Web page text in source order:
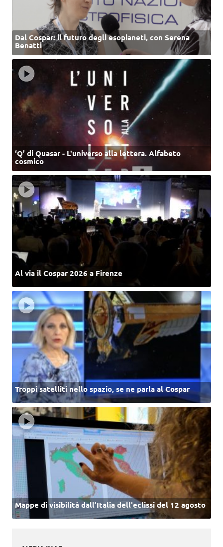
Dal Cospar: il futuro degli esopianeti, con Serena
Benatti
‘Q’ di Quasar - L'universo alla lettera. Alfabeto
cosmico
Al via il Cospar 2026 a Firenze
Troppi satelliti nello spazio, se ne parla al Cospar
Mappe di visibilità dall’Italia dell'eclissi del 12 agosto